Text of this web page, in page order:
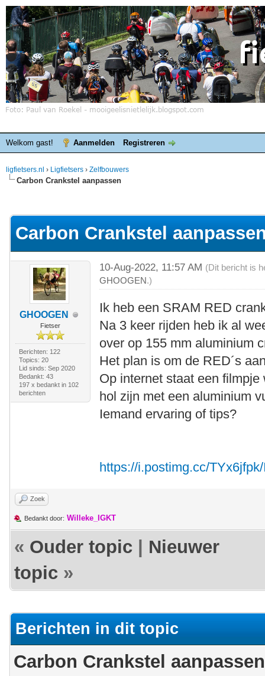
Welkom gast! Aanmelden Registreren
ligfietsers.nl › Ligfietsers › Zelfbouwers
Carbon Crankstel aanpassen
Carbon Crankstel
GHOOGEN
Fietser
Berichten: 122
Topics: 20
Lid sinds: Sep 2020
Bedankt: 43
197 x bedankt in 102
berichten
10-Aug-2022, 11:57 AM (Dit bericht is
GHOOGEN.)
Ik heb een SRAM RED
Na 3 keer rijden heb ik al
over op 155 mm aluminium
Het plan is om de RED´s
Op internet staat een
hol zijn met een aluminium
Iemand ervaring of tips?
https://i.postimg.cc/
Zoek
Bedankt door: Willeke_IGKT
« Ouder topic
Nieuwer
topic »
Berichten in dit topic
Carbon Crankstel aanpassen